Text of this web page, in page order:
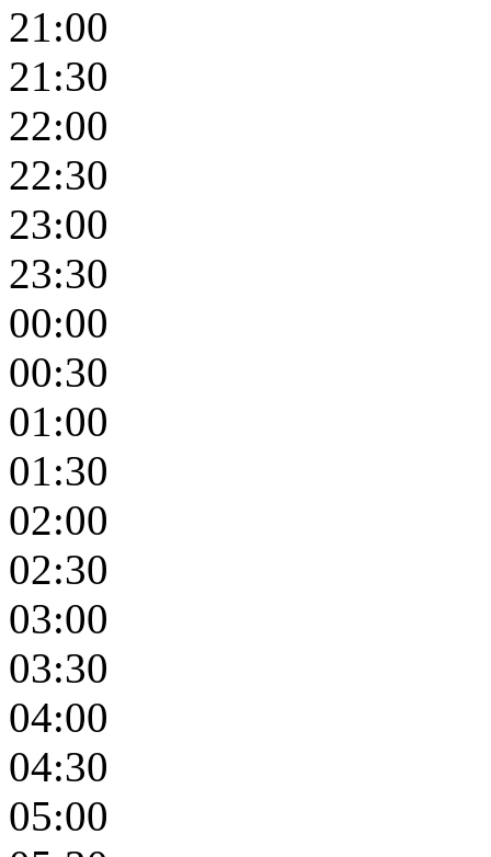
21:00
21:30
22:00
22:30
23:00
23:30
00:00
00:30
01:00
01:30
02:00
02:30
03:00
03:30
04:00
04:30
05:00